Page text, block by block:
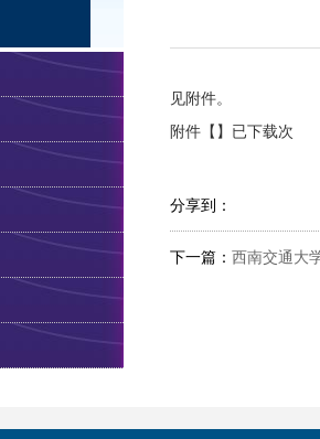
见附件。
附件【】已下载次
分享到：
下一篇： 西南交通大